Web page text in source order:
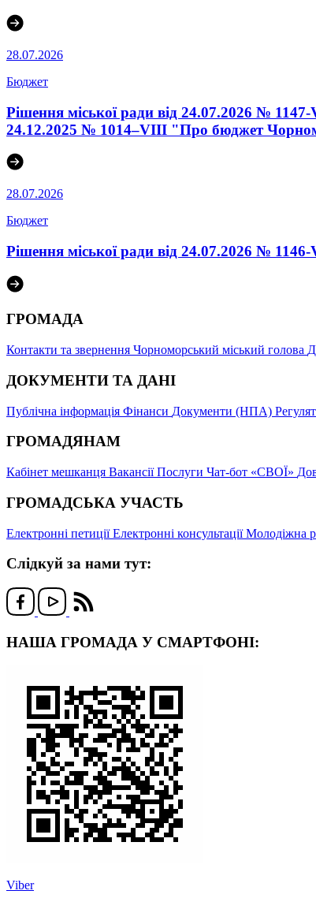
28.07.2026
Бюджет
Рішення міської ради від 24.07.2026 №
24.12.2025 № 1014–VІII "Про бюджет
28.07.2026
Бюджет
Рішення міської ради від 24.07.2026 №
ГРОМАДА
Контакти та звернення Чорноморський міський голова
ДОКУМЕНТИ ТА ДАНІ
Публічна інформація Фінанси Документи (НПА)
ГРОМАДЯНАМ
Кабінет мешканця ВакансіїПослуги Чат-бот «СВОЇ»
ГРОМАДСЬКА УЧАСТЬ
Електронні петиціїЕлектронні консультаціїМолодіжна
Слідкуй за нами тут:
НАША ГРОМАДА У СМАРТФОНІ:
Viber